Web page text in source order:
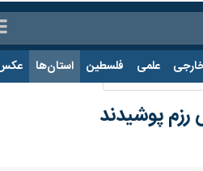
علمی فلسطین استان‌ها عکس
رزم پوشیدند